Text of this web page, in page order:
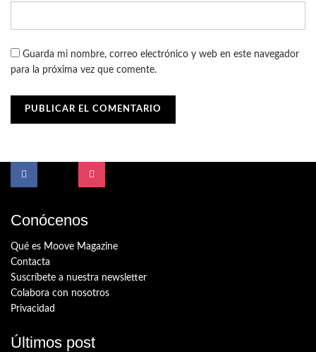
Guarda mi nombre, correo electrónico y web en este navegador
para la próxima vez que comente.
Conócenos
Qué es Moove Magazine
Contacta
Suscríbete a nuestra newsletter
Colabora con nosotros
Privacidad
Últimos post